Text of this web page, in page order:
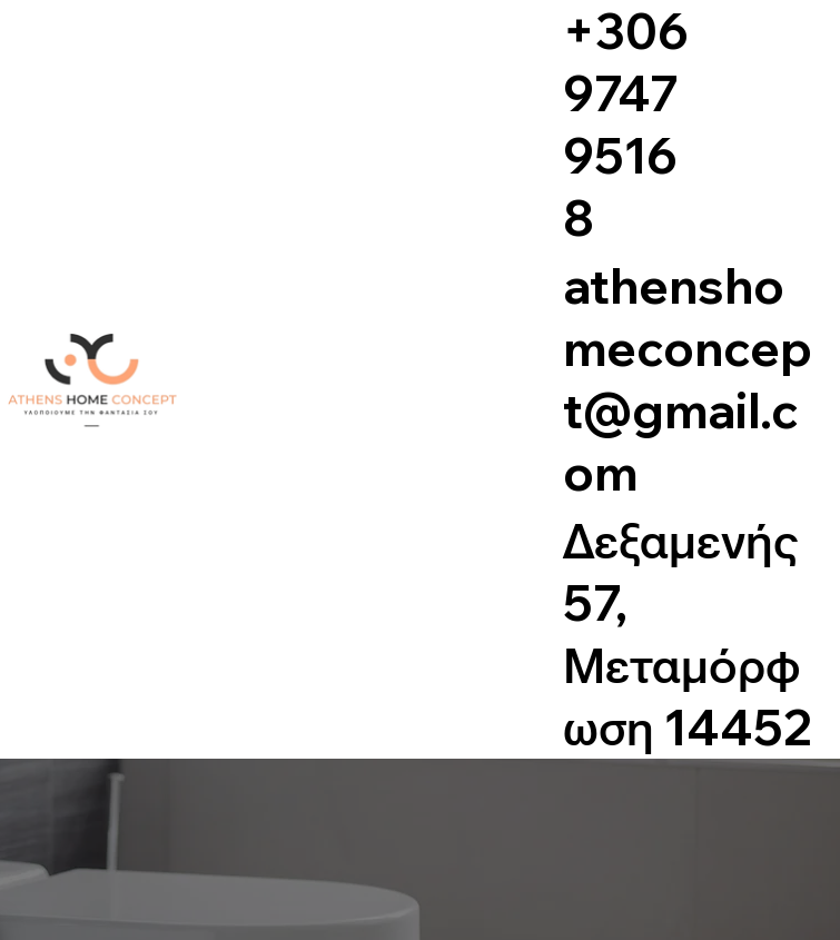
+306
9747
9516
8
athensho
meconcep
t@gmail.c
om
Δεξαμενής
57,
Μεταμόρφ
ωση 14452